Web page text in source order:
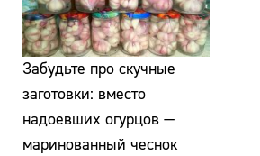
Забудьте про скучные
заготовки: вместо
надоевших огурцов —
маринованный чеснок